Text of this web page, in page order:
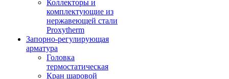
Коллекторы и
комплектующие из
нержавеющей стали
Proxytherm
Запорно-регулирующая
арматура
Головка
термостатическая
Кран шаровой